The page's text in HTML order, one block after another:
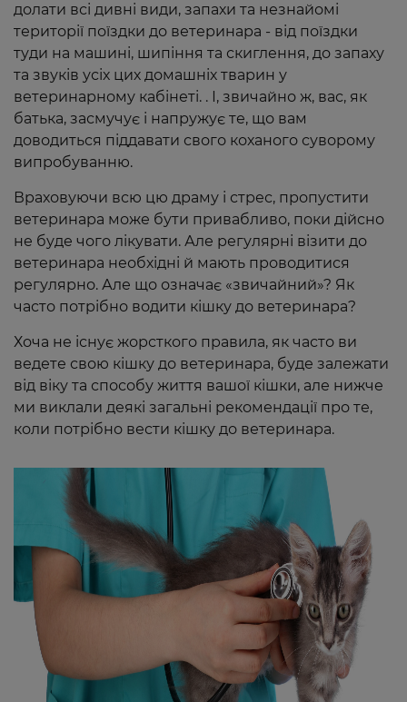
долати всі дивні види, запахи та незнайомі
території поїздки до ветеринара - від поїздки
туди на машині, шипіння та скиглення, до запаху
та звуків усіх цих домашніх тварин у
ветеринарному кабінеті. . І, звичайно ж, вас, як
батька, засмучує і напружує те, що вам
доводиться піддавати свого коханого суворому
випробуванню.
Враховуючи всю цю драму і стрес, пропустити
ветеринара може бути привабливо, поки дійсно
не буде чого лікувати. Але регулярні візити до
ветеринара необхідні й мають проводитися
регулярно. Але що означає «звичайний»? Як
часто потрібно водити кішку до ветеринара?
Хоча не існує жорсткого правила, як часто ви
ведете свою кішку до ветеринара, буде залежати
від віку та способу життя вашої кішки, але нижче
ми виклали деякі загальні рекомендації про те,
коли потрібно вести кішку до ветеринара.